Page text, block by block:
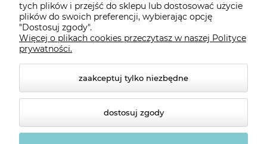
Informacje
O nas
tych plików i przejść do sklepu lub dostosować użycie
plików do swoich preferencji, wybierając opcję
"Dostosuj zgody".
Więcej o plikach cookies przeczytasz w naszej Polityce
prywatności.
zaakceptuj tylko niezbędne
dostosuj zgody